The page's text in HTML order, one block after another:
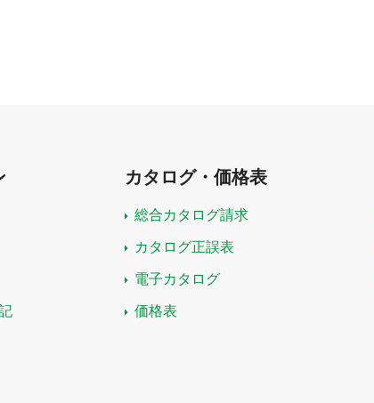
カタログ・価格表
総合カタログ請求
カタログ正誤表
電子カタログ
価格表